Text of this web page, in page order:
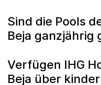
Sind die Pools
Beja ganzjährig
Verfügen IHG
Beja über